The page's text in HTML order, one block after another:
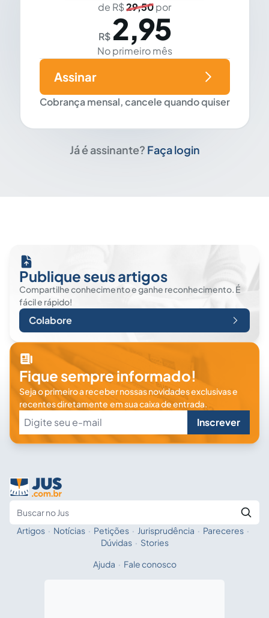
de R$29,50por
R$ 2,95
No primeiro mês
Cobrança mensal, cancele quando quiser
Assinar
Já é assinante? Faça login
Publique seus artigos
Compartilhe conhecimento e ganhe reconhecimento. É
fácil e rápido!
Colabore
Fique sempre informado!
Seja o primeiro a receber nossas novidades exclusivas e
recentes diretamente em sua caixa de entrada.
Inscrever
Fale com a IA
Artigos · Notícias · Petições · Jurisprudência · Pareceres ·
Dúvidas · Stories
Ajuda · Fale conosco